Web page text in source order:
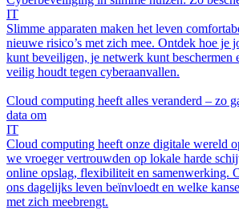
IT
Slimme apparaten maken het leven
nieuwe risico’s met zich mee. Ontdek hoe je
kunt beveiligen, je netwerk kunt beschermen
veilig houdt tegen cyberaanvallen.
Cloud computing heeft alles veranderd – zo
data om
IT
Cloud computing heeft onze digitale wereld
we vroeger vertrouwden op lokale harde
online opslag, flexibiliteit en samenwerking.
ons dagelijks leven beïnvloedt en welke
met zich meebrengt.